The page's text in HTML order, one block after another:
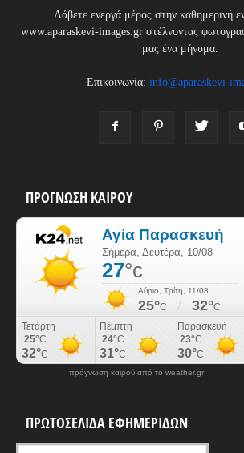
Λάβετε ενεργά μέρος στην καθημερινή
www.aparaskevi-images.gr στέλνοντας
μας ένα μήνυμα.
Επικοινωνία: info@aparaskevi-
ΠΡΟΓΝΩΣΗ ΚΑΙΡΟΥ
πρόγνωση καιρού από το weather.gr
ΠΡΩΤΟΣΕΛΙΔΑ ΕΦΗΜΕΡΙΔΩΝ